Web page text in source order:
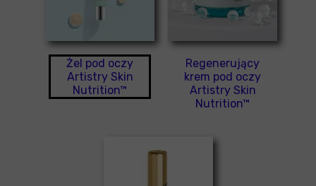
Regenerujący
krem pod oczy
Artistry Skin
Nutrition™
Żel pod oczy
Artistry Skin
Nutrition™